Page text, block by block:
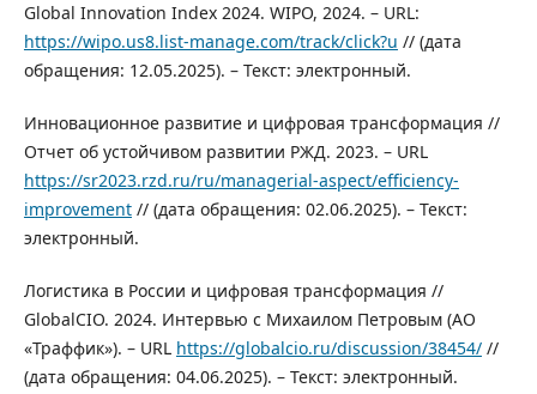
Global Innovation Index 2024. WIPO, 2024. – URL:
https://wipo.us8.list-manage.com/track/click?u // (дата
обращения: 12.05.2025). – Текст: электронный.
Инновационное развитие и цифровая трансформация //
Отчет об устойчивом развитии РЖД. 2023. – URL
https://sr2023.rzd.ru/ru/managerial-aspect/efficiency-
improvement// (дата обращения: 02.06.2025). – Текст:
электронный.
Логистика в России и цифровая трансформация //
GlobalCIO. 2024. Интервью с Михаилом Петровым (АО
«Траффик»). – URL https://globalcio.ru/discussion/38454///
(дата обращения: 04.06.2025). – Текст: электронный.